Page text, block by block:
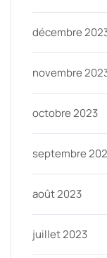
décembre
novembre
octobre 2023
septembre
août 2023
juillet 2023